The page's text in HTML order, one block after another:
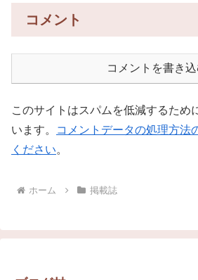
コメント
コメントを書き
このサイトはスパムを低減するため
います。
コメントデータの処理方法
ください。
ホーム 掲載誌